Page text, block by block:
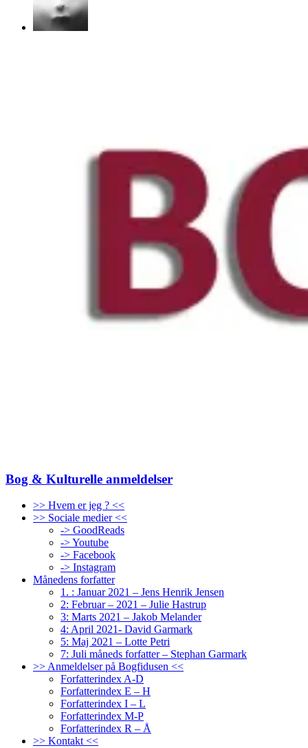
Bog & Kulturelle anmeldelser
>> Hvem er jeg ? <<
>> Sociale medier <<
-> GoodReads
-> Youtube
-> Facebook
-> Instagram
Månedens forfatter
1. : Januar 2021 – Jens Henrik Jensen
2: Februar – 2021 – Julie Hastrup
3: Marts 2021 – Jakob Melander
4: April 2021- David Garmark
5: Maj 2021 – Lotte Petri
7: Juli måneds forfatter – Stephan Garmark
>> Anmeldelser på Bogfidusen <<
Forfatterindex A-D
Forfatterindex E – H
Forfatterindex I – L
Forfatterindex M-P
Forfatterindex R – Å
>> Kontakt <<